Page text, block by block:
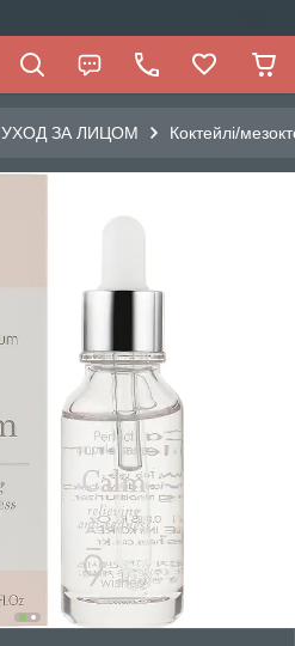
УХОД ЗА ЛИЦОМ Коктейлі/